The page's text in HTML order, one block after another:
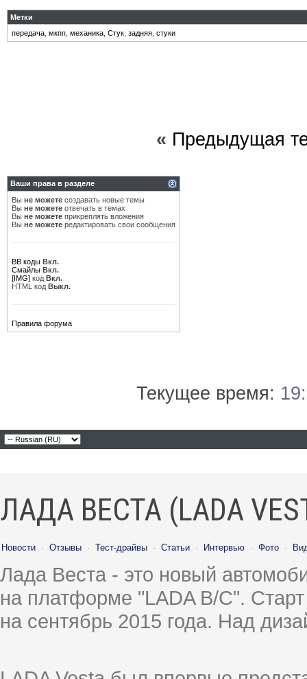
Метки
передача мкпп механика Стук задняя стуки
« Предыдущая
Ваши права в разделе
Вы не можете создавать новые темы
Вы не можете отвечать в темах
Вы не можете прикреплять вложения
Вы не можете редактировать свои сообщения
BB коды Вкл.
Смайлы Вкл.
[IMG] код Вкл.
HTML код Выкл.
Правила форума
Текущее время:
ЛАДА ВЕСТА (LADA
Новости · Отзывы · Тест-драйвы · Статьи · Интервью · Фото ·
Лада Веста - это новый
на платформе "LADA B/C".
на сентябрь 2015 года. Над